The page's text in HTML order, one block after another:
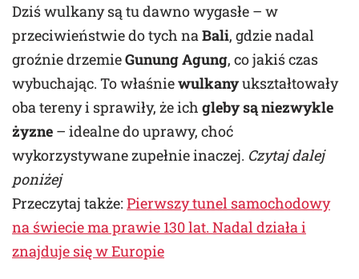
Dziś wulkany są tu dawno wygasłe – w
przeciwieństwie do tych naBali, gdzie nadal
groźnie drzemieGunung Agung, co jakiś czas
wybuchając. To właśniewulkanyukształtowały
oba tereny i sprawiły, że ich gleby są niezwykle
żyzne – idealne do uprawy, choć
wykorzystywane zupełnie inaczej. Czytaj dalej
poniżej
Przeczytaj także: Pierwszy tunel samochodowy
na świecie ma prawie 130 lat. Nadal działa i
znajduje się w Europie